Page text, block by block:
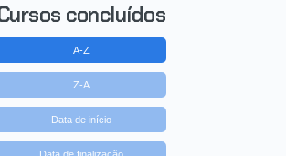
concluídos
A-Z
Z-A
Data de início